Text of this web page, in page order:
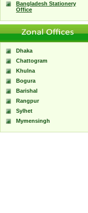
Bangladesh Stationery
Office
Dhaka
Chattogram
Khulna
Bogura
Barishal
Rangpur
Sylhet
Mymensingh